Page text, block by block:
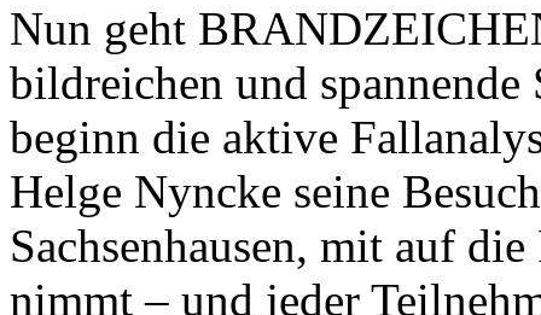
Nun geht
bildreichen und spannende
beginn die aktive
Helge Nyncke seine
Sachsenhausen, mit auf
nimmt – und jeder